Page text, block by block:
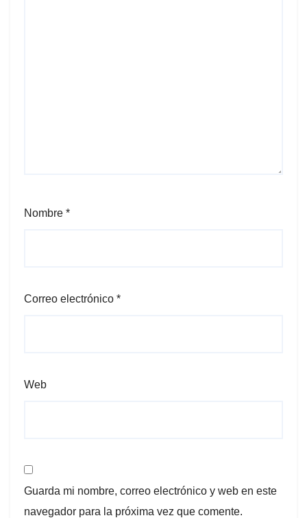
Nombre *
Correo electrónico *
Web
Guarda mi nombre, correo electrónico y web en este
navegador para la próxima vez que comente.